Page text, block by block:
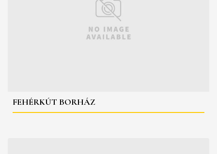
FEHÉRKÚT BORHÁZ